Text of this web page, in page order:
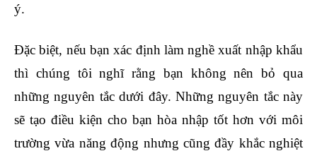
ý.
Đặc biệt, nếu bạn xác định làm nghề xuất nhập khẩu
thì chúng tôi nghĩ rằng bạn không nên bỏ qua
những nguyên tắc dưới đây. Những nguyên tắc này
sẽ tạo điều kiện cho bạn hòa nhập tốt hơn với môi
trường vừa năng động nhưng cũng đầy khắc nghiệt